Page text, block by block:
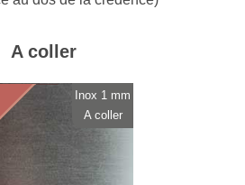
A coller
Inox 1 mm
A coller